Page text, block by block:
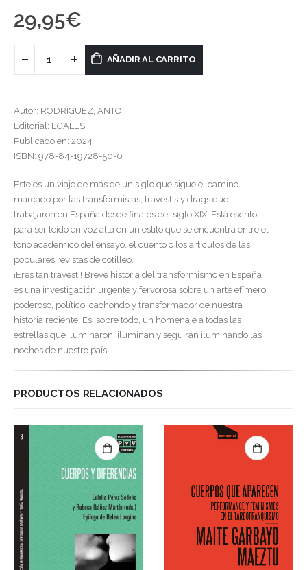
29,95€
AÑADIR AL CARRITO
Autor: RODRÍGUEZ, ANTO
Editorial: EGALES
Publicado en: 2024
ISBN: 978-84-19728-50-0
Este es un viaje de más de un siglo que sigue el camino
marcado por las transformistas, travestis y drags que
trabajaron en España desde finales del siglo XIX. Está escrito
para ser leído en voz alta en un estilo que se encuentra entre el
tono académico del ensayo, el cuento o los artículos de las
populares revistas de cotilleo.
¡Eres tan travesti! Breve historia del transformismo en España
es una investigación urgente y fervorosa sobre un arte efímero,
poderoso, político, cachondo y transformador de nuestra
historia reciente. Es, sobre todo, un homenaje a todas las
estrellas que iluminaron, iluminan y seguirán iluminando las
noches de nuestro país.
PRODUCTOS RELACIONADOS